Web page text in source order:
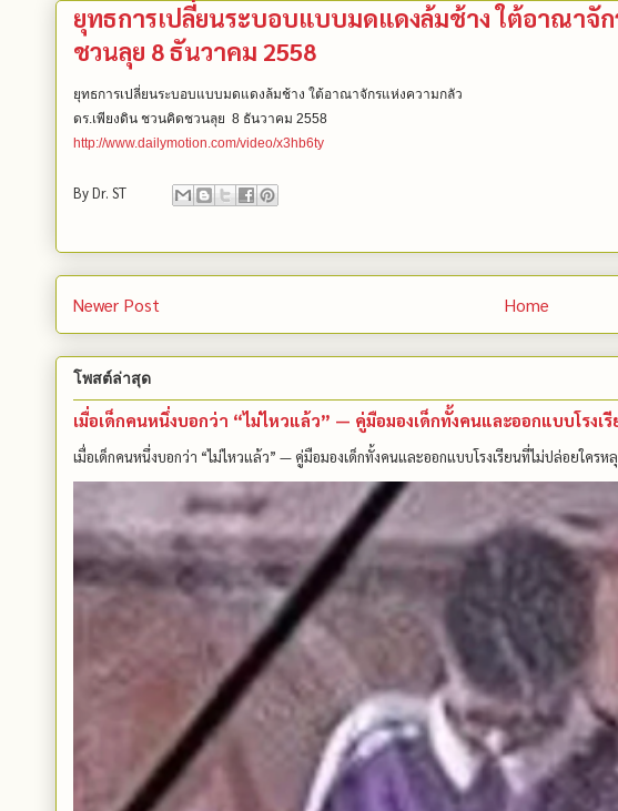
ยุทธการเปลี่ยนระบอบแบบมดแดงล้มช้าง ใต้อาณาจั
ชวนลุย 8 ธันวาคม 2558
ยุทธการเปลี่ยนระบอบแบบมดแดงล้มช้าง ใต้อาณาจักรแห่งความกลัว
ดร.เพียงดิน ชวนคิดชวนลุย 8 ธันวาคม 2558
http://www.dailymotion.com/video/x3hb6ty
ByDr. ST
Newer Post Home
โพสต์ล่าสุด
เมื่อเด็กคนหนึ่งบอกว่า “ไม่ไหวแล้ว” — คู่มือมองเด็กทั้งคนและออกแบบโรงเ
เมื่อเด็กคนหนึ่งบอกว่า “ไม่ไหวแล้ว” — คู่มือมองเด็กทั้งคนและออกแบบโรงเรียนที่ไม่ปล่อยใครห